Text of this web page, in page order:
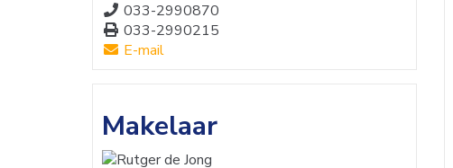
033-2990870
033-2990215
E-mail
Makelaar